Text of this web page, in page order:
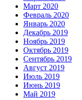
Март 2020
Февраль 2020
Январь 2020
Декабрь 2019
Ноябрь 2019
Октябрь 2019
Сентябрь 2019
Август 2019
Июль 2019
Июнь 2019
Май 2019